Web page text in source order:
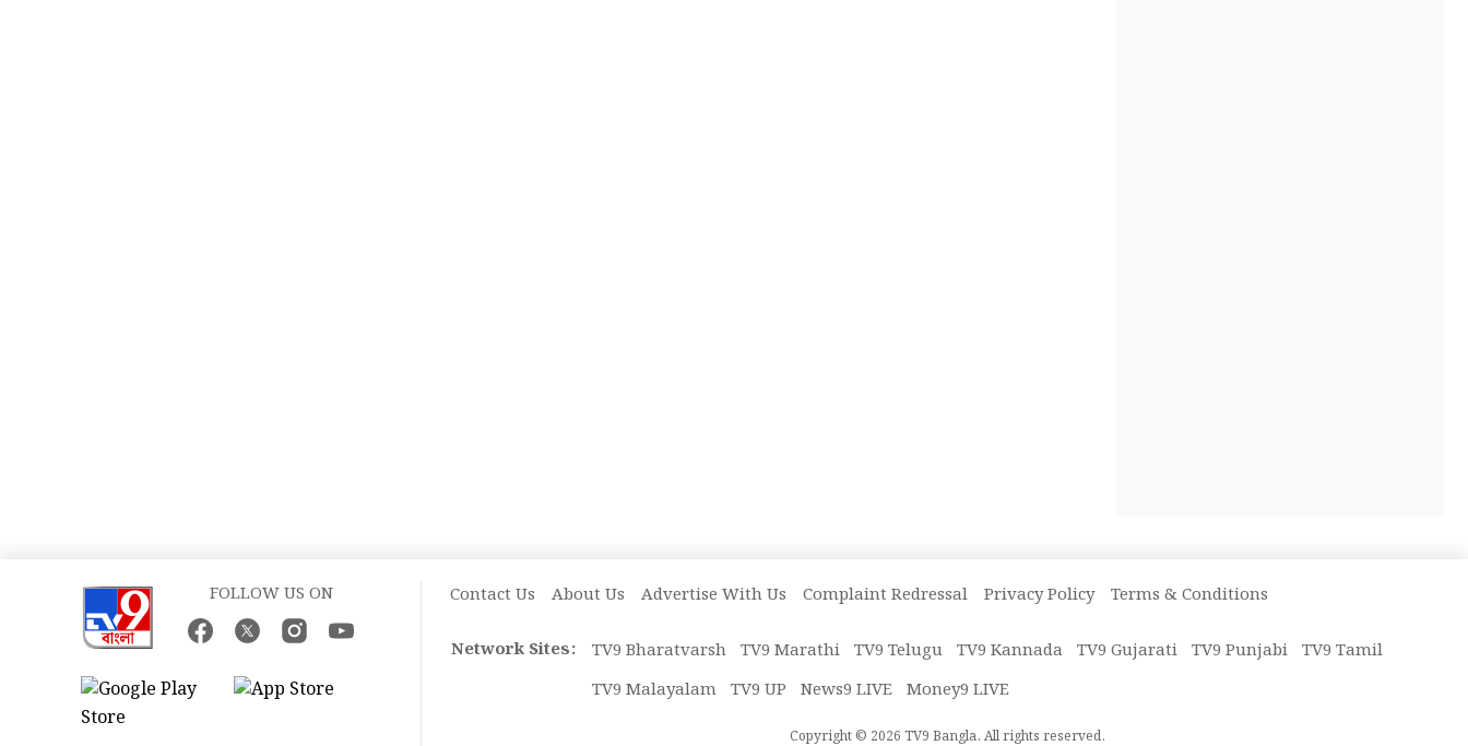
FOLLOW US ON Contact Us About Us Advertise With Us Complaint Redressal Privacy Policy Terms & Conditions
Network Sites: TV9 Bharatvarsh TV9 Marathi TV9 Telugu TV9 Kannada TV9 Gujarati TV9 Punjabi TV9 Tamil
TV9 Malayalam TV9 UP News9 LIVE Money9 LIVE
Copyright © 2026 TV9 Bangla. All rights reserved.